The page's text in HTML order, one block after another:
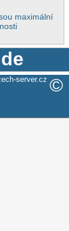
maximální
server.cz ©